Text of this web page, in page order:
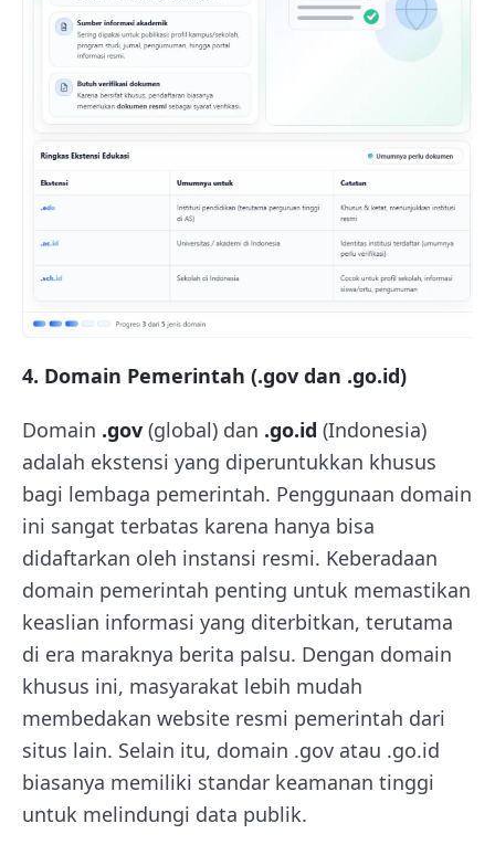
4. Domain Pemerintah (.gov dan .go.id)
Domain .gov (global) dan .go.id (Indonesia)
adalah ekstensi yang diperuntukkan khusus
bagi lembaga pemerintah. Penggunaan domain
ini sangat terbatas karena hanya bisa
didaftarkan oleh instansi resmi. Keberadaan
domain pemerintah penting untuk memastikan
keaslian informasi yang diterbitkan, terutama
di era maraknya berita palsu. Dengan domain
khusus ini, masyarakat lebih mudah
membedakan website resmi pemerintah dari
situs lain. Selain itu, domain .gov atau .go.id
biasanya memiliki standar keamanan tinggi
untuk melindungi data publik.